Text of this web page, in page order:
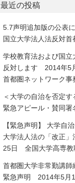
最近の投稿
5.7声明追加版の公
国立大学法人法反対
学校教育法および国立
反対します 2014年5
首都圏ネットワーク事
＜大学の自治を否定
緊急アピール・賛同署
【緊急声明】 大学自
大学法人法の「改正
25日 全国大学高専教
首都圏大学非常勤講
緊急声明 2014年5月